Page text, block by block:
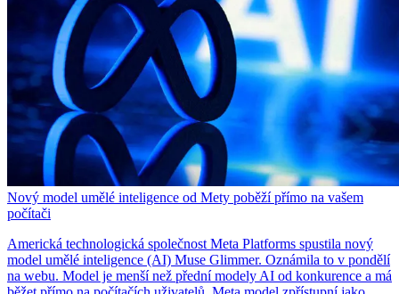
Nový model umělé inteligence od Mety poběží přímo na vašem
počítači
Americká technologická společnost Meta Platforms spustila nový
model umělé inteligence (AI) Muse Glimmer. Oznámila to v pondělí
na webu. Model je menší než přední modely AI od konkurence a má